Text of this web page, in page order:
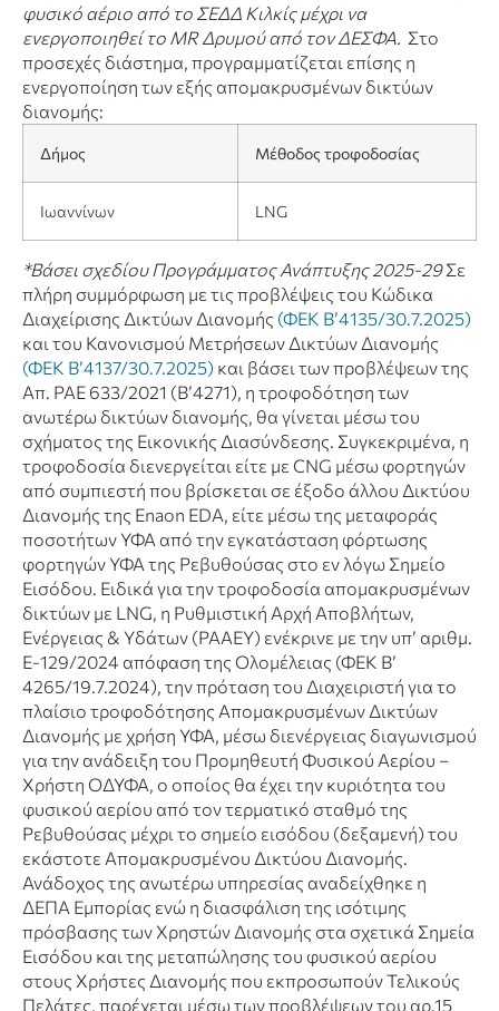
φυσικό αέριο από το ΣΕΔΔ Κιλκίς μέχρι να
ενεργοποιηθεί το MR Δρυμού από τον ΔΕΣΦΑ. Στο
προσεχές διάστημα, προγραμματίζεται επίσης η
ενεργοποίηση των εξής απομακρυσμένων δικτύων
διανομής:
Δήμος Μέθοδος τροφοδοσίας
Ιωαννίνων LNG
*Βάσει σχεδίου Προγράμματος Ανάπτυξης 2025-29Σε
πλήρη συμμόρφωση με τις προβλέψεις του Κώδικα
Διαχείρισης Δικτύων Διανομής (ΦΕΚ Β’4135/30.7.2025)
και του Κανονισμού Μετρήσεων Δικτύων Διανομής
(ΦΕΚ Β’4137/30.7.2025) και βάσει των προβλέψεων της
Απ. ΡΑΕ 633/2021 (Β’4271), η τροφοδότηση των
ανωτέρω δικτύων διανομής, θα γίνεται μέσω του
σχήματος της Εικονικής Διασύνδεσης. Συγκεκριμένα, η
τροφοδοσία διενεργείται είτε με CNG μέσω φορτηγών
από συμπιεστή που βρίσκεται σε έξοδο άλλου Δικτύου
Διανομής της Enaon EDA, είτε μέσω της μεταφοράς
ποσοτήτων ΥΦΑ από την εγκατάσταση φόρτωσης
φορτηγών ΥΦΑ της Ρεβυθούσας στο εν λόγω Σημείο
Εισόδου. Ειδικά για την τροφοδοσία απομακρυσμένων
δικτύων με LNG, η Ρυθμιστική Αρχή Αποβλήτων,
Ενέργειας & Υδάτων (ΡΑΑΕΥ) ενέκρινε με την υπ’ αριθμ.
Ε-129/2024 απόφαση της Ολομέλειας (ΦΕΚ Β’
4265/19.7.2024), την πρόταση του Διαχειριστή για το
πλαίσιο τροφοδότησης Απομακρυσμένων Δικτύων
Διανομής με χρήση ΥΦΑ, μέσω διενέργειας διαγωνισμού
για την ανάδειξη του Προμηθευτή Φυσικού Αερίου –
Χρήστη ΟΔΥΦΑ, ο οποίος θα έχει την κυριότητα του
φυσικού αερίου από τον τερματικό σταθμό της
Ρεβυθούσας μέχρι το σημείο εισόδου (δεξαμενή) του
εκάστοτε Απομακρυσμένου Δικτύου Διανομής.
Ανάδοχος της ανωτέρω υπηρεσίας αναδείχθηκε η
ΔΕΠΑ Εμπορίας ενώ η διασφάλιση της ισότιμης
πρόσβασης των Χρηστών Διανομής στα σχετικά Σημεία
Εισόδου και της μεταπώλησης του φυσικού αερίου
στους Χρήστες Διανομής που εκπροσωπούν Τελικούς
Πελάτες, παρέχεται μέσω των προβλέψεων του αρ.15